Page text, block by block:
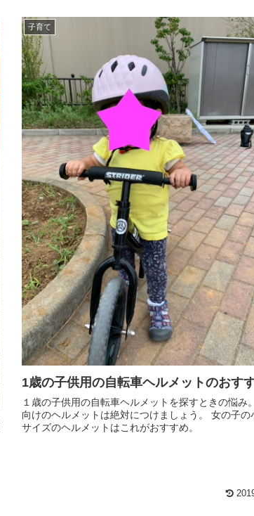
子育て
1歳の子供用の自転車ヘルメットのおす
１歳の子供用の自転車ヘルメットを探すときの悩み
向けのヘルメットは絶対につけましょう。 女の子の
サイズのヘルメットはこれがおすすめ。